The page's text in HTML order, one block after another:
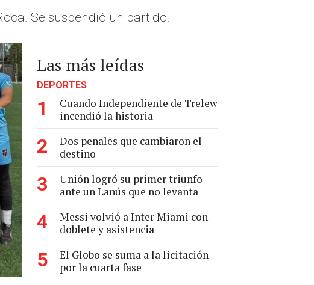
Se suspendió un partido.
Las más leídas
DEPORTES
1
Cuando Independiente de Trelew
incendió la historia
2
Dos penales que cambiaron el
destino
3
Unión logró su primer triunfo
ante un Lanús que no levanta
4
Messi volvió a Inter Miami con
doblete y asistencia
5
El Globo se suma a la licitación
por la cuarta fase